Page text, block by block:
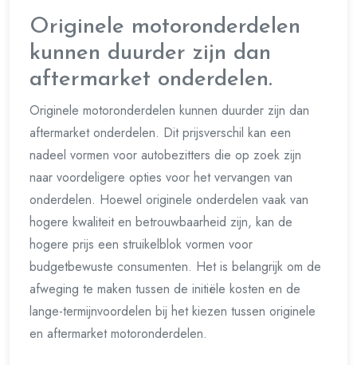
Originele motoronderdelen
kunnen duurder zijn dan
aftermarket onderdelen.
Originele motoronderdelen kunnen duurder zijn dan
aftermarket onderdelen. Dit prijsverschil kan een
nadeel vormen voor autobezitters die op zoek zijn
naar voordeligere opties voor het vervangen van
onderdelen. Hoewel originele onderdelen vaak van
hogere kwaliteit en betrouwbaarheid zijn, kan de
hogere prijs een struikelblok vormen voor
budgetbewuste consumenten. Het is belangrijk om de
afweging te maken tussen de initiële kosten en de
lange-termijnvoordelen bij het kiezen tussen originele
en aftermarket motoronderdelen.